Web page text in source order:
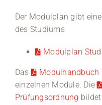
Der Modulplan gibt
des Studiums
Modulplan
Das Modulhandbuch
einzelnen Module. Die
Prüfungsordnung